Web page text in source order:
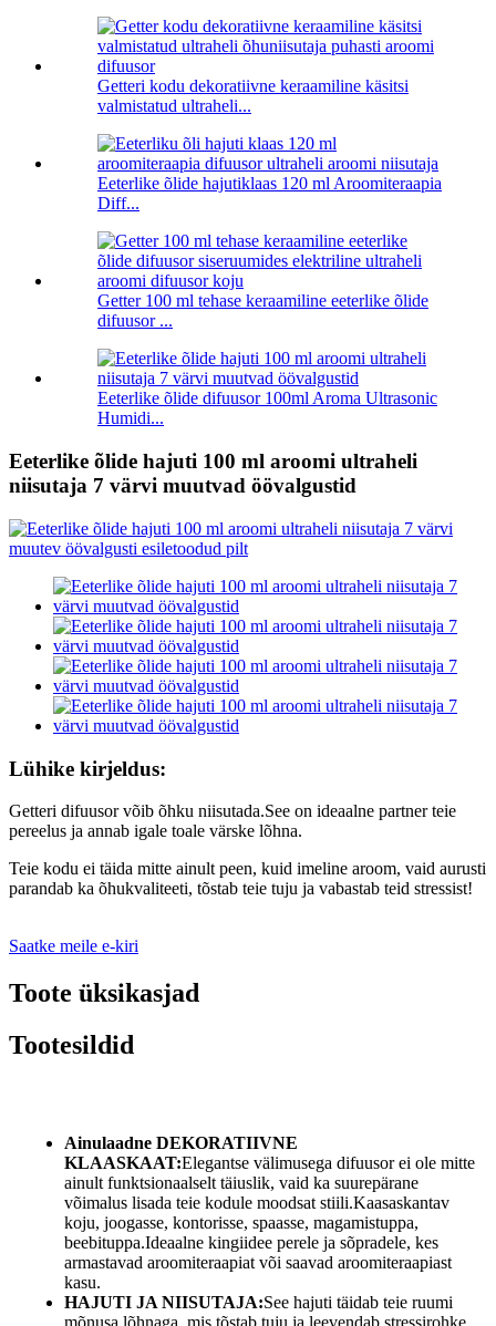
Getteri kodu dekoratiivne keraamiline käsitsi
valmistatud ultraheli...
Eeterlike õlide hajutiklaas 120 ml Aroomiteraapia
Diff...
Getter 100 ml tehase keraamiline eeterlike õlide
difuusor ...
Eeterlike õlide difuusor 100ml Aroma Ultrasonic
Humidi...
Eeterlike õlide hajuti 100 ml aroomi ultraheli
niisutaja 7 värvi muutvad öövalgustid
Lühike kirjeldus:
Getteri difuusor võib õhku niisutada.See on ideaalne partner teie
pereelus ja annab igale toale värske lõhna.
Teie kodu ei täida mitte ainult peen, kuid imeline aroom, vaid aurusti
parandab ka õhukvaliteeti, tõstab teie tuju ja vabastab teid stressist!
Saatke meile e-kiri
Toote üksikasjad
Tootesildid
Ainulaadne DEKORATIIVNE
KLAASKAAT:Elegantse välimusega difuusor ei ole mitte
ainult funktsionaalselt täiuslik, vaid ka suurepärane
võimalus lisada teie kodule moodsat stiili.Kaasaskantav
koju, joogasse, kontorisse, spaasse, magamistuppa,
beebituppa.Ideaalne kingiidee perele ja sõpradele, kes
armastavad aroomiteraapiat või saavad aroomiteraapiast
kasu.
HAJUTI JA NIISUTAJA:See hajuti täidab teie ruumi
mõnusa lõhnaga, mis tõstab tuju ja leevendab stressirohke